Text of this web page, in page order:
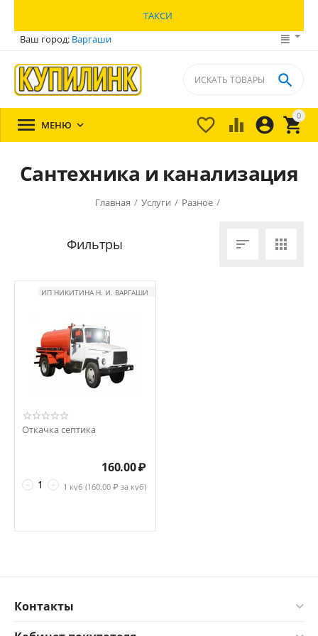
ТАКСИ
Ваш город: Варгаши
0


 

 МЕНЮ 
Сантехника и канализация
Главная / Услуги / Разное /
 
ИП НИКИТИНА Н. И. ВАРГАШИ
Откачка септика
+
−
160.00₽
1 куб (160.00 ₽ за куб)
Контакты